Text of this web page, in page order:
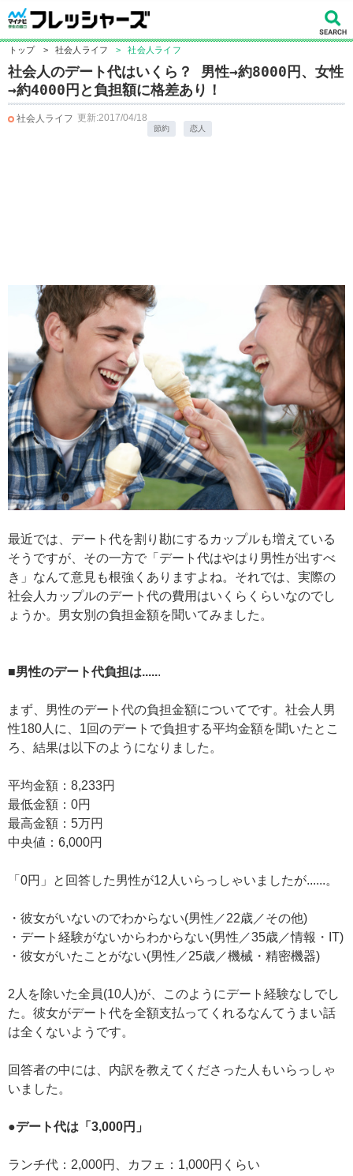
トップ > 社会人ライフ > 社会人ライフ
社会人のデート代はいくら？ 男性→約8000円、女性
→約4000円と負担額に格差あり！
社会人ライフ 更新:2017/04/18
節約 恋人
最近では、デート代を割り勘にするカップルも増えている
そうですが、その一方で「デート代はやはり男性が出すべ
き」なんて意見も根強くありますよね。それでは、実際の
社会人カップルのデート代の費用はいくらくらいなのでし
ょうか。男女別の負担金額を聞いてみました。
■男性のデート代負担は......
まず、男性のデート代の負担金額についてです。社会人男
性180人に、1回のデートで負担する平均金額を聞いたとこ
ろ、結果は以下のようになりました。
平均金額：8,233円
最低金額：0円
最高金額：5万円
中央値：6,000円
「0円」と回答した男性が12人いらっしゃいましたが......。
・彼女がいないのでわからない(男性／22歳／その他)
・デート経験がないからわからない(男性／35歳／情報・IT)
・彼女がいたことがない(男性／25歳／機械・精密機器)
2人を除いた全員(10人)が、このようにデート経験なしでし
た。彼女がデート代を全額支払ってくれるなんてうまい話
は全くないようです。
回答者の中には、内訳を教えてくださった人もいらっしゃ
いました。
●デート代は「3,000円」
ランチ代：2,000円、カフェ：1,000円くらい